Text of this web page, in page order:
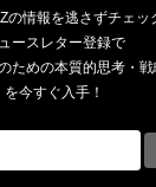
の情報を逃さずチェッ
ースレター登録で
ための本質的思考・戦
を今すぐ入手！